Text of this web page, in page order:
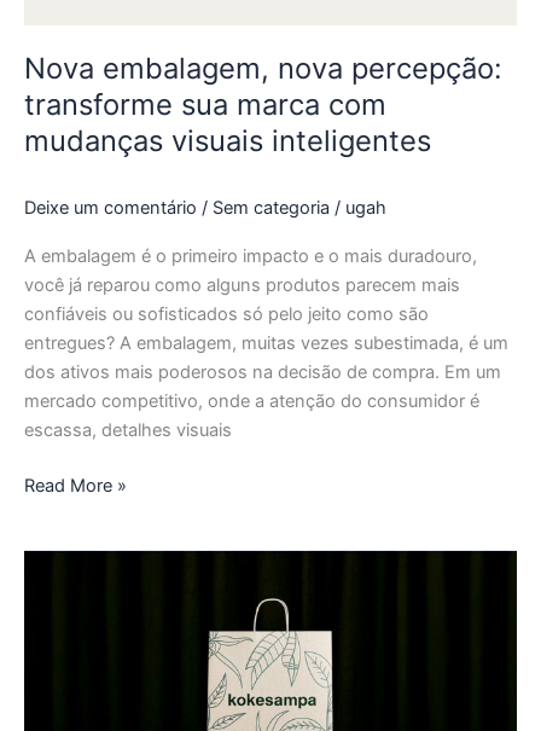
Nova embalagem, nova percepção:
transforme sua marca com
mudanças visuais inteligentes
Deixe um comentário / Sem categoria / ugah
A embalagem é o primeiro impacto e o mais duradouro,
você já reparou como alguns produtos parecem mais
confiáveis ou sofisticados só pelo jeito como são
entregues? A embalagem, muitas vezes subestimada, é um
dos ativos mais poderosos na decisão de compra. Em um
mercado competitivo, onde a atenção do consumidor é
escassa, detalhes visuais
inteligentes
Read More »